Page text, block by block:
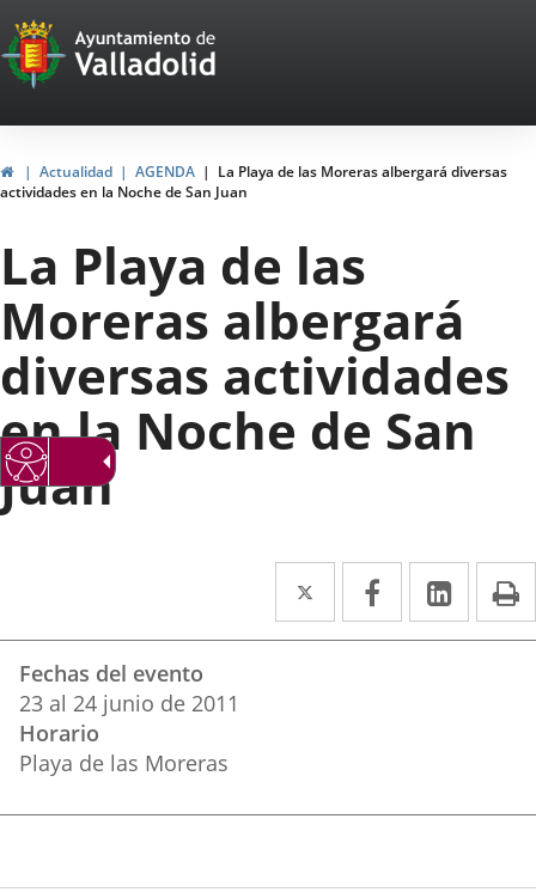
Portal
Web
del
Ayuntamiento
de
Valladolid
HomeActualidad AGENDA
La Playa de las Moreras albergará diversas
actividades en la Noche de San Juan
La Playa de las
Moreras albergará
diversas actividades
en la Noche de San
Juan
Twitter
Enlace
a
Facebook
Enlace
a
Enlace
a
del
evento
Fechas del evento
23 al 24 junio de 2011
Horario
Playa de las Moreras